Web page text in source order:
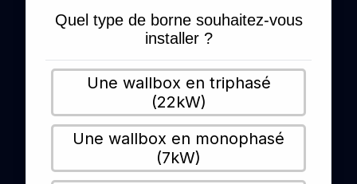
Quel type de borne souhaitez-vous
installer ?
Une wallbox en triphasé
(22kW)
Une wallbox en monophasé
(7kW)